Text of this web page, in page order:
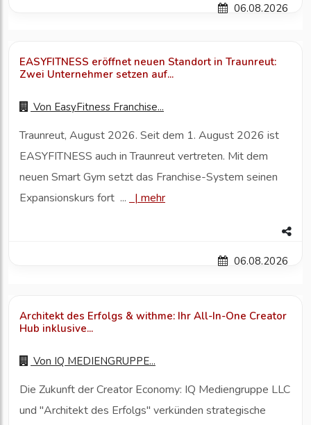
06.08.2026
EASYFITNESS eröffnet neuen Standort in Traunreut:
Zwei Unternehmer setzen auf...
Von EasyFitness Franchise...
Traunreut, August 2026. Seit dem 1. August 2026 ist
EASYFITNESS auch in Traunreut vertreten. Mit dem
neuen Smart Gym setzt das Franchise-System seinen
Expansionskurs fort ...
| mehr
06.08.2026
Architekt des Erfolgs & withme: Ihr All-In-One Creator
Hub inklusive...
Von IQ MEDIENGRUPPE...
Die Zukunft der Creator Economy: IQ Mediengruppe LLC
und "Architekt des Erfolgs" verkünden strategische